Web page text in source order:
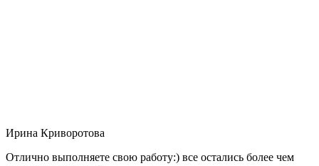
Ирина Криворотова
Отлично выполняете свою работу:) все остались более чем